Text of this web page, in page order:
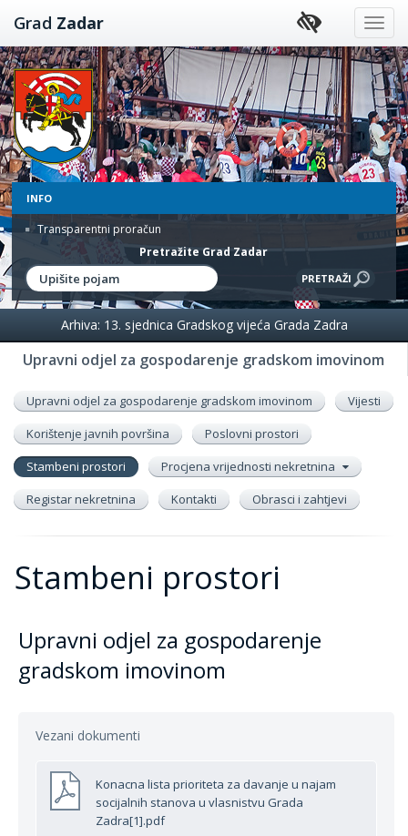
Preskoči
na
sadržaj
Grad Zadar
INFO
Transparentni proračun
Pretražite Grad Zadar
Upravni odjel za gospodarenje gradskom imovinom
Arhiva: 13. sjednica Gradskog vijeća Grada Zadra
Upravni odjel za gospodarenje gradskom imovinom
Vijesti
Korištenje javnih površina
Poslovni prostori
Stambeni prostori
Procjena vrijednosti nekretnina
Registar nekretnina
Kontakti Obrasci i zahtjevi
Stambeni prostori
Upravni odjel za gospodarenje
gradskom imovinom
Vezani dokumenti
Konacna lista prioriteta za davanje u najam
socijalnih stanova u vlasnistvu Grada
Zadra[1].pdf